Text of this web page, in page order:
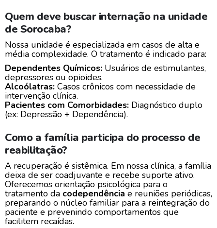
Quem deve buscar internação na unidade
de Sorocaba?
Nossa unidade é especializada em casos de alta e
média complexidade. O tratamento é indicado para:
Dependentes Químicos: Usuários de estimulantes,
depressores ou opioides.
Alcoólatras: Casos crônicos com necessidade de
intervenção clínica.
Pacientes com Comorbidades: Diagnóstico duplo
(ex: Depressão + Dependência).
Como a família participa do processo de
reabilitação?
A recuperação é sistêmica. Em nossa clínica, a família
deixa de ser coadjuvante e recebe suporte ativo.
Oferecemos orientação psicológica para o
tratamento da codependência e reuniões periódicas,
preparando o núcleo familiar para a reintegração do
paciente e prevenindo comportamentos que
facilitem recaídas.